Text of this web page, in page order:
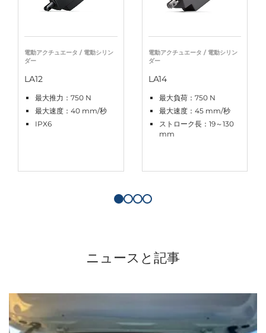
電動アクチュエータ / 電動シリン
ダー
LA12
最大推力：750 N
最大速度：40 mm/秒
IPX6
電動アクチュエータ / 電動シリン
ダー
LA14
最大負荷：750 N
最大速度：45 mm/秒
ストローク長：19～130
mm
ニュースと記事